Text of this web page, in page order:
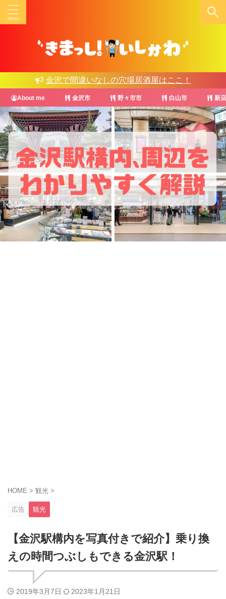
金沢市
野々市市
白山市
ジャンル
ホテル
B級グルメ
パン･サンドイッチ
カフェ
カレー
ハンバーガー
イタリアン
居酒屋
海鮮･寿司
韓国料理
焼肉･肉料理
おでん
オムライス
ラーメン
蕎麦
スイーツ
金沢で間違いなしの穴場居酒屋はここ！
About me 金沢市 野々市市 白山市 新
HOME > 観光 >
広告 観光
【金沢駅構内を写真付きで紹介】乗り換
えの時間つぶしもできる金沢駅！
2019年3月7日 2023年1月21日